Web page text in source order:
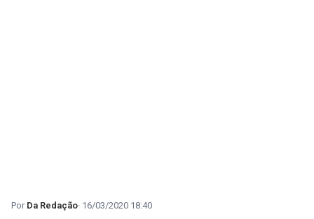
Da Redação 16/03/2020 18:40